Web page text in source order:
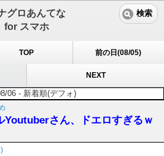
グロあんてな
for スマホ
検索
TOP 前の日(08/05)
NEXT
06 - 新着順(デフォ)
Youtuberさん、ドエロすぎるｗ